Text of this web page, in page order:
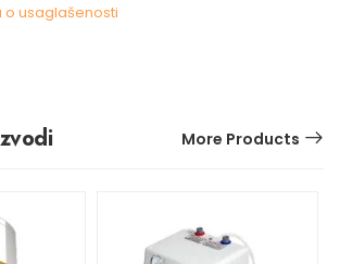
o usaglašenosti
More Products